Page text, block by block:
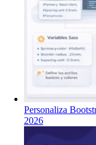
Personaliza
2026